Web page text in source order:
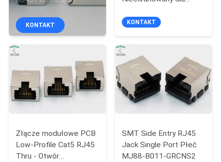
KONTROLA
JAKOŚCI
SKONTAKTUJ
SIĘ
NAMI
POPROSIĆ
KONTAKT
Ethernet
KONTAKT
Złącze modułowe PCB
Low-Profile Cat5 RJ45
Thru - Otwór
SMT Side Entry RJ45
Jack Single Port Płeć
MJ88-B011-GRCNS2